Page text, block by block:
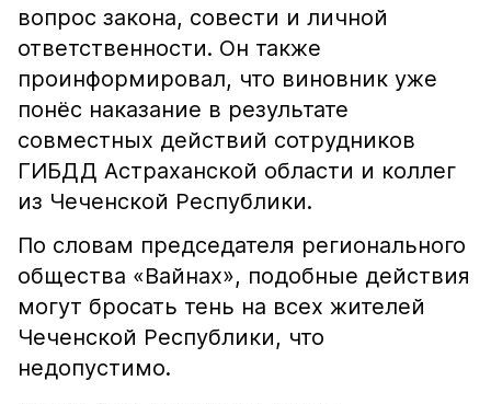
вопрос закона, совести и личной
ответственности. Он также
проинформировал, что виновник уже
понёс наказание в результате
совместных действий сотрудников
ГИБДД Астраханской области и коллег
из Чеченской Республики.
По словам председателя регионального
общества «Вайнах», подобные действия
могут бросать тень на всех жителей
Чеченской Республики, что
недопустимо.